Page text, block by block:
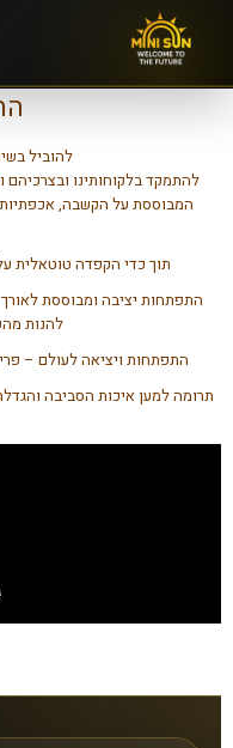
להוביל
להתמקד בלקוחותינו
המבוססת על הקשבה, אכפתיות
תוך כדי הקפדה טוטאלית
התפתחות יציבה ומבוססת
להנות
התפתחות ויציאה לעולם –
תרומה למען איכות הסביבה